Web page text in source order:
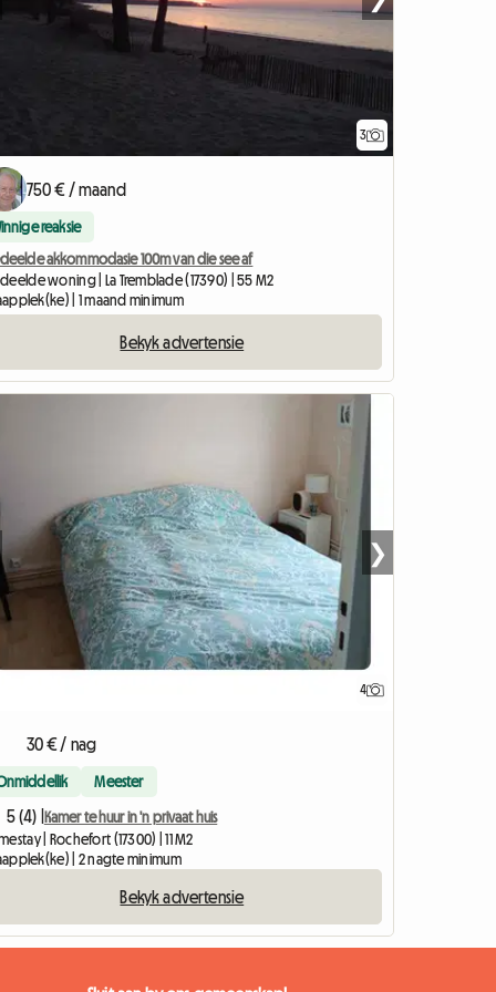
3
750 € / maand
reaksie
akkommodasie 100m van die see af
woning | La Tremblade (17390) | 55 M2
| 1 maand minimum
Bekyk advertensie
4
❯
30 € / nag
Meester
5 (4) |
Kamer te huur in 'n privaat huis
| Rochefort (17300) | 11 M2
| 2 nagte minimum
Bekyk advertensie